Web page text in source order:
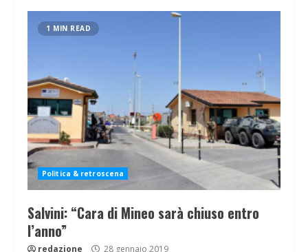
1 MIN READ
Politica & retroscena
Salvini: “Cara di Mineo sarà chiuso entro
l’anno”
redazione 28 gennaio 2019